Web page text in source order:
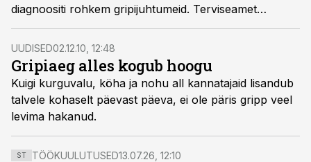
diagnoositi rohkem gripijuhtumeid. Terviseamet
soovitab alustada gripi vastu vaktsineerimisega.
UUDISED02.12.10, 12:48
Gripiaeg alles kogub hoogu
Kuigi kurguvalu, köha ja nohu all kannatajaid lisandub
talvele kohaselt päevast päeva, ei ole päris gripp veel
levima hakanud.
ST TÖÖKUULUTUSED13.07.26, 12:10